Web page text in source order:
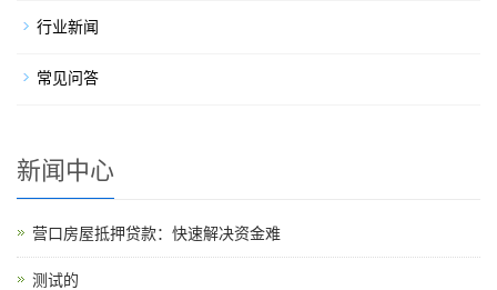
行业新闻
常见问答
新闻中心
营口房屋抵押贷款：快速解决资金难
测试的